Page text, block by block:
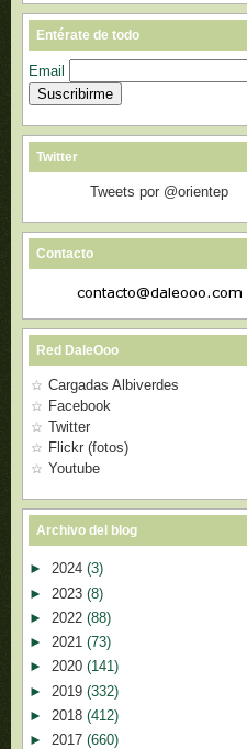
Entérate de todo
Email
Twitter
Tweets por @orientep
Contacto
Red DaleOoo
Cargadas Albiverdes
Facebook
Twitter
Flickr (fotos)
Youtube
Archivo del blog
► 2024 (3)
► 2023 (8)
► 2022 (88)
► 2021 (73)
► 2020 (141)
► 2019 (332)
► 2018 (412)
► 2017 (660)